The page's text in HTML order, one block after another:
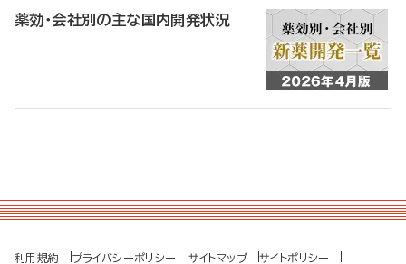
薬効・会社別の主な国内開発状況
利用規約 プライバシーポリシー サイトマップ サイトポリシー